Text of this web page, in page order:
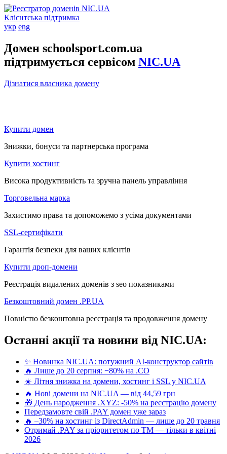
Клієнтська підтримка
укр eng
Домен schoolsport.com.ua
підтримується сервісом NIC.UA
Дізнатися власника домену
Купити домен
Знижки, бонуси та партнерська програма
Купити хостинг
Висока продуктивність та зручна панель управління
Торговельна марка
Захистимо права та допоможемо з усіма документами
SSL-сертифікати
Гарантія безпеки для ваших клієнтів
Купити дроп-домени
Реєстрація видалених доменів з seo показниками
Безкоштовний домен .PP.UA
Повністю безкоштовна реєстрація та продовження домену
Останні акції та новини від NIC.UA:
✨ Новинка NIC.UA: потужний AI-конструктор сайтів
🔥 Лише до 20 серпня: −80% на .CO
☀️ Літня знижка на домени, хостинг і SSL у NIC.UA
🔥 Нові домени на NIC.UA — від 44,59 грн
🎁 День народження .XYZ: -50% на реєстрацію домену
Передзамовте свій .PAY домен уже зараз
🔥 –30% на хостинг із DirectAdmin — лише до 20 травня
Отримай .PAY за пріоритетом по ТМ — тільки в квітні
2026